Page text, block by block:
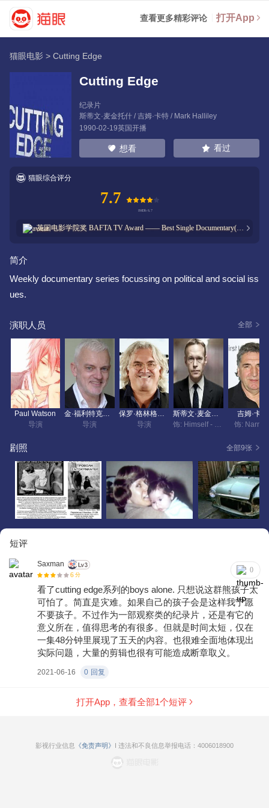
查看更多精彩评论 打开App
猫眼电影 >Cutting Edge
Cutting Edge
纪录片
斯蒂文·麦金托什/吉姆·卡特/ Mark Halliley
1990-02-19英国开播
想看 看过
猫眼综合评分
7.7
英国电影学院奖 BAFTA TV Award —— Best Single Documentary(提名)
简介
Weekly documentary series focussing on political and social iss
ues.
演职人员 全部
Paul Watson
导演
导演
保罗·格林格拉斯
导演
吉姆·卡特
饰:
剧照 全部9张
短评
Saxman
6 分
0
看了cutting edge系列的boys alone. 只想说这群熊孩子太
可怕了。简直是灾难。如果自己的孩子会是这样我宁愿
不要孩子。不过作为一部观察类的纪录片，还是有它的
意义所在，值得思考的有很多。但就是时间太短，仅在
一集48分钟里展现了五天的内容。也很难全面地体现出
实际问题，大量的剪辑也很有可能造成断章取义。
2021-06-16 0 回复
打开App，查看全部1个短评
影视行业信息 《免责声明》 I 违法和不良信息举报电话：4006018900